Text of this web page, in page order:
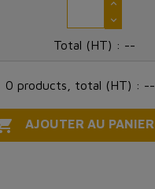
Total (HT) : --
0 products, total (HT) : --
AJOUTER AU PANIER